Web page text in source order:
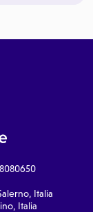
Italia
Italia